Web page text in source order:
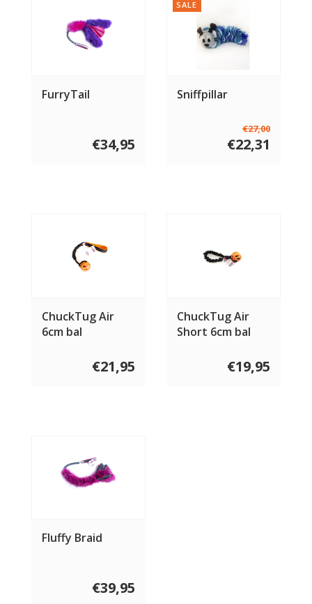
FurryTail
€34,95
SALE
Sniffpillar
€27,00
€22,31
ChuckTug Air
6cm bal
€21,95
ChuckTug Air
Short 6cm bal
€19,95
Fluffy Braid
€39,95